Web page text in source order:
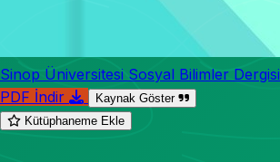
Sinop Üniversitesi Sosyal Bilimler Dergisi
PDF İndir
Kaynak Göster
Kütüphaneme Ekle